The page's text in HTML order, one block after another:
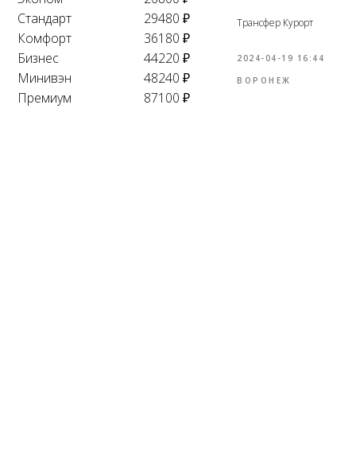
Стандарт
29480 ₽
Комфорт
36180 ₽
Бизнес
44220 ₽
Минивэн
48240 ₽
Премиум
87100 ₽
Трансфер Курорт
2024-04-19 16:44
ВОРОНЕЖ